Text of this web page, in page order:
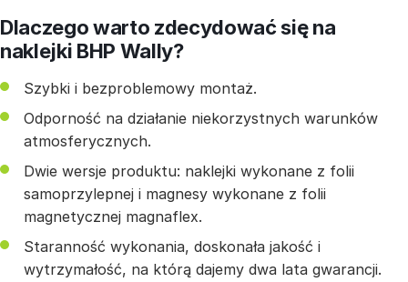
Dlaczego warto zdecydować się na
naklejki BHP Wally?
Szybki i bezproblemowy montaż.
Odporność na działanie niekorzystnych warunków
atmosferycznych.
Dwie wersje produktu: naklejki wykonane z folii
samoprzylepnej i magnesy wykonane z folii
magnetycznej magnaflex.
Staranność wykonania, doskonała jakość i
wytrzymałość, na którą dajemy dwa lata gwarancji.